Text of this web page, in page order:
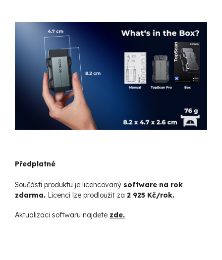
Předplatné
Součástí produktu je licencovaný software na rok
zdarma. Licenci lze prodloužit za 2 925 Kč/rok.
Aktualizaci softwaru najdete zde.